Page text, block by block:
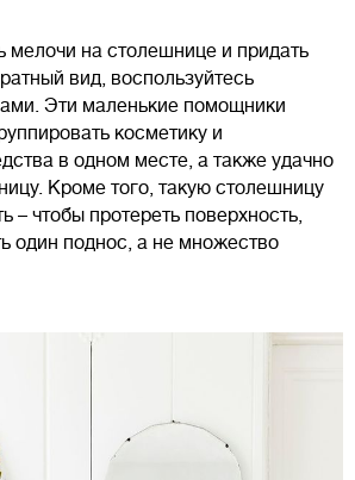
мелочи на столешнице и придать
вид, воспользуйтесь
Эти маленькие помощники
косметику и
в одном месте, а также удачно
Кроме того, такую столешницу
– чтобы протереть поверхность,
один поднос, а не множество